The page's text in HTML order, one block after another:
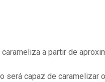
a partir de
será capaz de caramelizar